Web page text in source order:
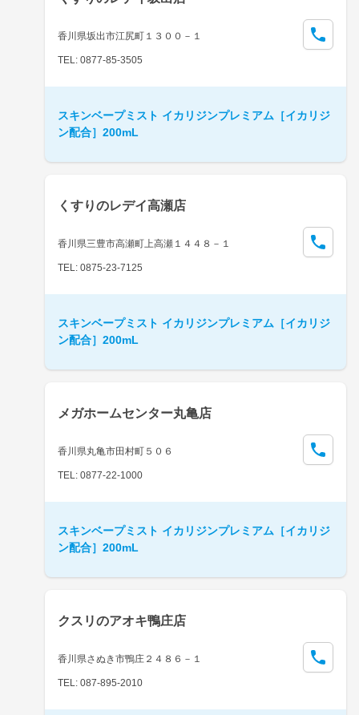
香川県坂出市江尻町１３００－１
TEL: 0877-85-3505
スキンベープミスト イカリジンプレミアム［イカリジ
ン配合］200mL
くすりのレデイ高瀬店
香川県三豊市高瀬町上高瀬１４４８－１
TEL: 0875-23-7125
スキンベープミスト イカリジンプレミアム［イカリジ
ン配合］200mL
メガホームセンター丸亀店
香川県丸亀市田村町５０６
TEL: 0877-22-1000
スキンベープミスト イカリジンプレミアム［イカリジ
ン配合］200mL
クスリのアオキ鴨庄店
香川県さぬき市鴨庄２４８６－１
TEL: 087-895-2010